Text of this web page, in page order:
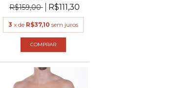
R$159,00
R$111,30
3 x de R$37,10 sem juros
COMPRAR